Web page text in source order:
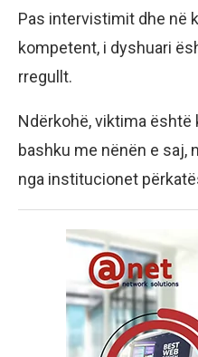
Pas intervistimit dhe në
kompetent, i dyshuari
rregullt.
Ndërkohë, viktima
bashku me nënën e saj,
nga institucionet